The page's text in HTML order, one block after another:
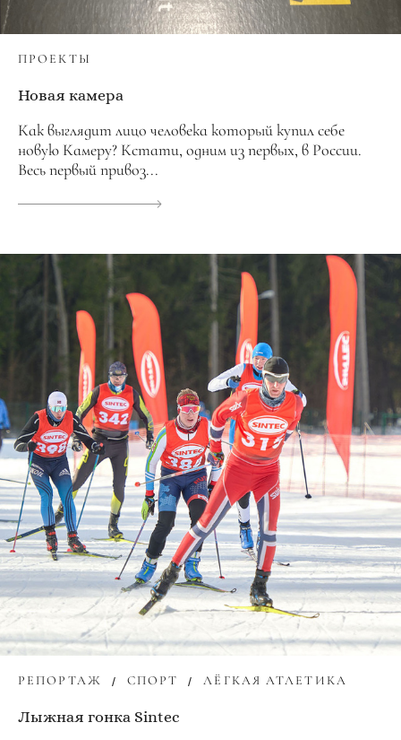
ПРОЕКТЫ
Новая камера
Как выглядит лицо человека который купил себе
новую Камеру? Кстати, одним из первых, в России.
Весь первый привоз...
РЕПОРТАЖ СПОРТ ЛЁГКАЯ АТЛЕТИКА
Лыжная гонка Sintec